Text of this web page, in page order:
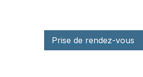
Prise de rendez-vous